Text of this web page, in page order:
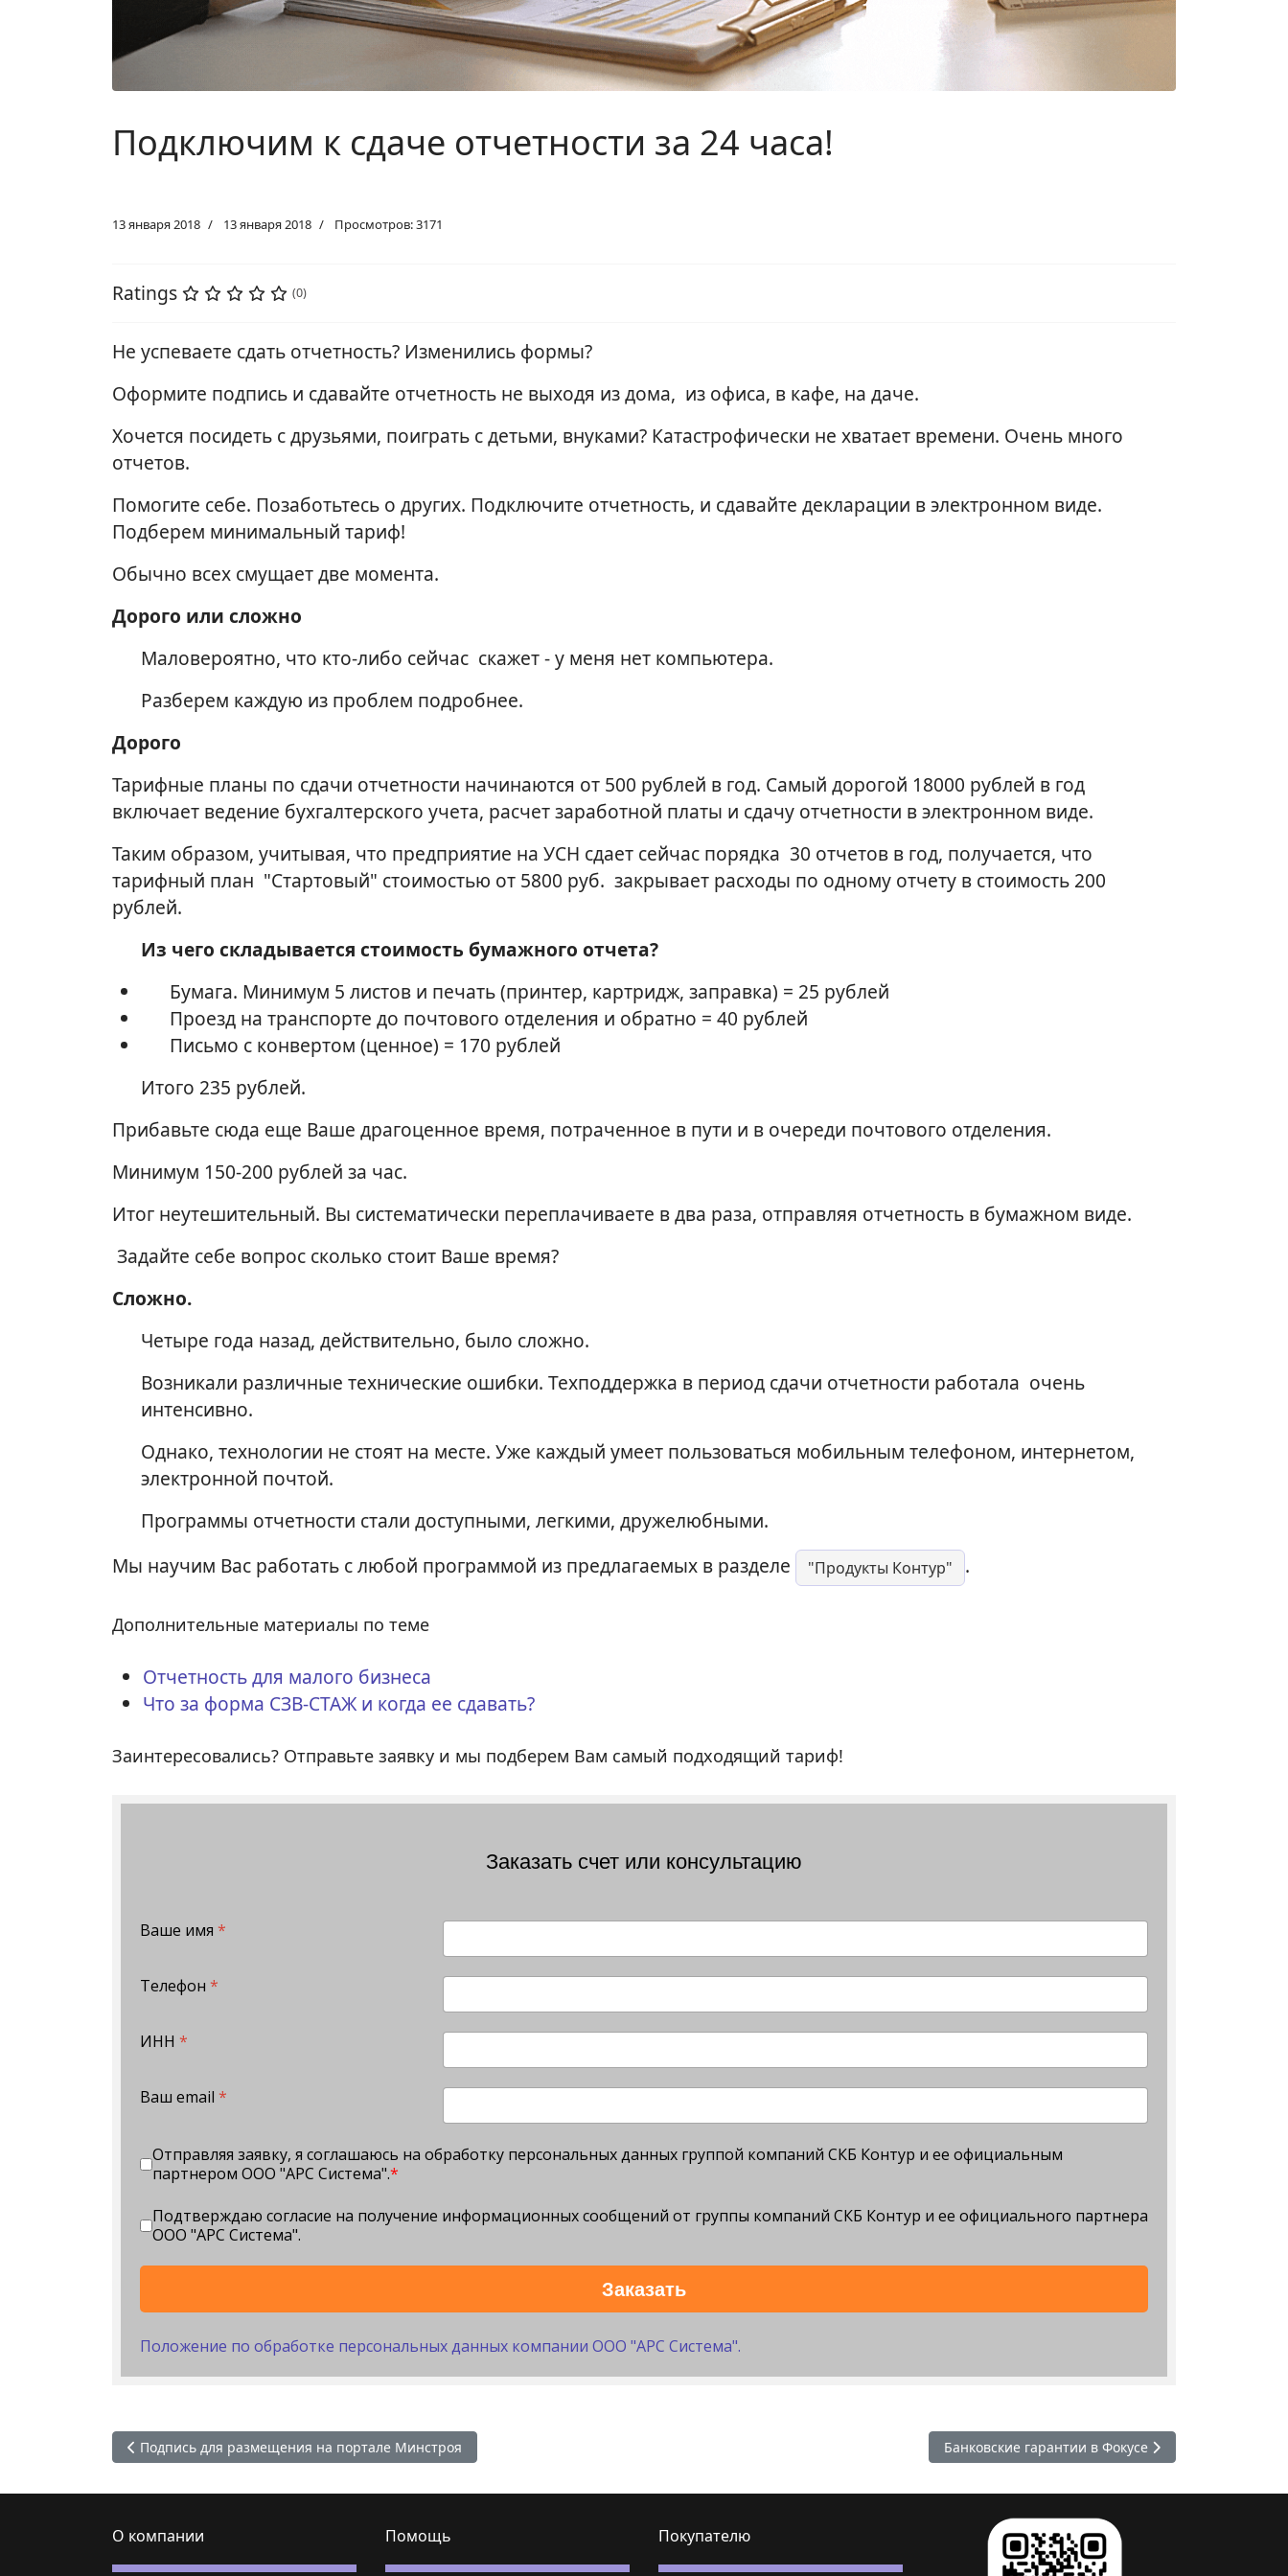
Подключим к сдаче отчетности за 24 часа!
13 января 2018 13 января 2018 Просмотров: 3171
Ratings (0)
Не успеваете сдать отчетность? Изменились формы?
Оформите подпись и сдавайте отчетность не выходя из дома, из офиса, в кафе, на даче.
Хочется посидеть с друзьями, поиграть с детьми, внуками? Катастрофически не хватает времени. Очень много
отчетов.
Помогите себе. Позаботьтесь о других. Подключите отчетность, и сдавайте декларации в электронном виде.
Подберем минимальный тариф!
Обычно всех смущает две момента.
Дорого или сложно
Маловероятно, что кто-либо сейчас скажет - у меня нет компьютера.
Разберем каждую из проблем подробнее.
Дорого
Тарифные планы по сдачи отчетности начинаются от 500 рублей в год. Самый дорогой 18000 рублей в год
включает ведение бухгалтерского учета, расчет заработной платы и сдачу отчетности в электронном виде.
Таким образом, учитывая, что предприятие на УСН сдает сейчас порядка 30 отчетов в год, получается, что
тарифный план "Стартовый" стоимостью от 5800 руб. закрывает расходы по одному отчету в стоимость 200
рублей.
Из чего складывается стоимость бумажного отчета?
Бумага. Минимум 5 листов и печать (принтер, картридж, заправка) = 25 рублей
Проезд на транспорте до почтового отделения и обратно = 40 рублей
Письмо с конвертом (ценное) = 170 рублей
Итого 235 рублей.
Прибавьте сюда еще Ваше драгоценное время, потраченное в пути и в очереди почтового отделения.
Минимум 150-200 рублей за час.
Итог неутешительный. Вы систематически переплачиваете в два раза, отправляя отчетность в бумажном виде.
Задайте себе вопрос сколько стоит Ваше время?
Сложно.
Четыре года назад, действительно, было сложно.
Возникали различные технические ошибки. Техподдержка в период сдачи отчетности работала очень
интенсивно.
Однако, технологии не стоят на месте. Уже каждый умеет пользоваться мобильным телефоном, интернетом,
электронной почтой.
Программы отчетности стали доступными, легкими, дружелюбными.
Мы научим Вас работать с любой программой из предлагаемых в разделе
"Продукты Контур" .
Дополнительные материалы по теме
Отчетность для малого бизнеса
Что за форма СЗВ-СТАЖ и когда ее сдавать?
Заинтересовались? Отправьте заявку и мы подберем Вам самый подходящий тариф!
Заказать счет или консультацию
Ваше имя *
Телефон *
ИНН *
Ваш email *
Отправляя заявку, я соглашаюсь на обработку персональных данных группой компаний СКБ Контур и ее официальным
партнером ООО "АРС Система".*
Подтверждаю согласие на получение информационных сообщений от группы компаний СКБ Контур и ее официального партнера
ООО "АРС Система".
Заказать
Положение по обработке персональных данных компании ООО "АРС Система".
Предыдущий: Подпись для размещения на портале Минстроя
Подпись для размещения на портале Минстроя Следующий: Банковские гарантии в Фокусе
Банковские гарантии в Фокусе
О компании Помощь Покупателю